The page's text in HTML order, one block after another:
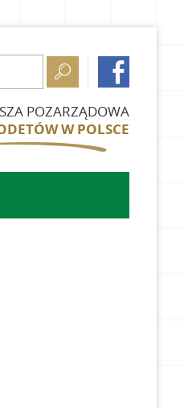
 
POZARZĄDOWA
W POLSCE